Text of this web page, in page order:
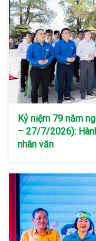
Kỷ niệm 79 năm
– 27/7/2026):
nhân văn